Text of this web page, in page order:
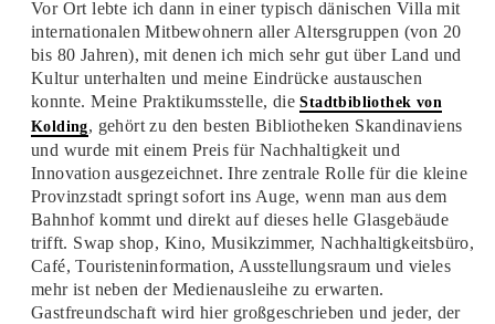
Vor Ort lebte ich dann in einer typisch dänischen Villa mit
internationalen Mitbewohnern aller Altersgruppen (von 20
bis 80 Jahren), mit denen ich mich sehr gut über Land und
Kultur unterhalten und meine Eindrücke austauschen
konnte. Meine Praktikumsstelle, dieStadtbibliothek von
Kolding, gehört zu den besten Bibliotheken Skandinaviens
und wurde mit einem Preis für Nachhaltigkeit und
Innovation ausgezeichnet. Ihre zentrale Rolle für die kleine
Provinzstadt springt sofort ins Auge, wenn man aus dem
Bahnhof kommt und direkt auf dieses helle Glasgebäude
trifft. Swap shop, Kino, Musikzimmer, Nachhaltigkeitsbüro,
Café, Touristeninformation, Ausstellungsraum und vieles
mehr ist neben der Medienausleihe zu erwarten.
Gastfreundschaft wird hier großgeschrieben und jeder, der